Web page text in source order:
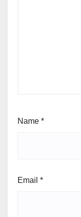
Name *
Email *